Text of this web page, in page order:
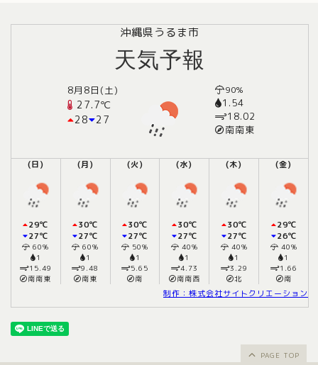
沖縄県うるま市
天気予報
8月8日(土)
27.7℃
28
27
90%
1.54
18.02
南南東
(日)
29℃
27℃
60%
1
15.49
南南東
(月)
30℃
27℃
60%
1
9.48
南東
(火)
30℃
27℃
50%
1
5.65
南
(水)
30℃
27℃
40%
1
4.73
南南西
(木)
30℃
27℃
40%
1
3.29
北
(金)
29℃
26℃
40%
1
1.66
南
制作：株式会社サイトクリエーション
PAGE TOP